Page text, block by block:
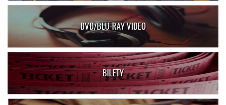
DVD/BLU-RAY VIDEO
BILETY